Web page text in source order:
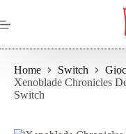
al
contenuto
Home Switch
Xenoblade Chronicles
Switch